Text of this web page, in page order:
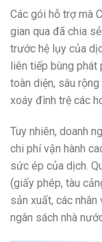
Các gói hỗ trợ mà
gian qua đã chia
trước hệ lụy của
liên tiếp bùng
toàn diện, sâu
xoáy đình trệ các
Tuy nhiên, doanh
chi phí vận hành
sức ép của dịch.
(giấy phép, tàu
sản xuất, các
ngân sách nhà